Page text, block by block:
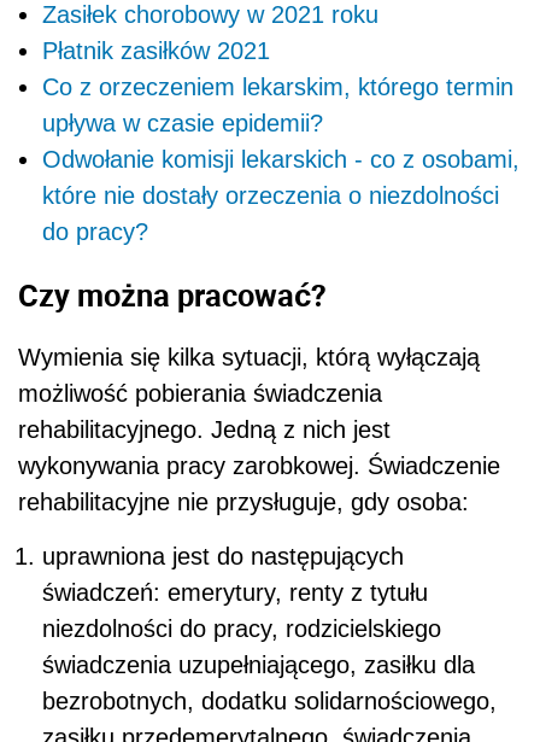
Zasiłek chorobowy w 2021 roku
Płatnik zasiłków 2021
Co z orzeczeniem lekarskim, którego termin
upływa w czasie epidemii?
Odwołanie komisji lekarskich - co z osobami,
które nie dostały orzeczenia o niezdolności
do pracy?
Czy można pracować?
Wymienia się kilka sytuacji, którą wyłączają
możliwość pobierania świadczenia
rehabilitacyjnego. Jedną z nich jest
wykonywania pracy zarobkowej. Świadczenie
rehabilitacyjne nie przysługuje, gdy osoba:
uprawniona jest do następujących
świadczeń: emerytury, renty z tytułu
niezdolności do pracy, rodzicielskiego
świadczenia uzupełniającego, zasiłku dla
bezrobotnych, dodatku solidarnościowego,